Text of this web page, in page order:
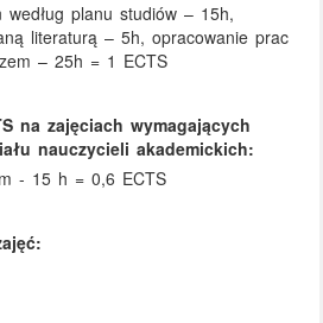
według planu studiów – 15h,
literaturą – 5h, opracowanie prac
– 25h = 1 ECTS
na zajęciach wymagających
nauczycieli akademickich:
- 15 h = 0,6 ECTS